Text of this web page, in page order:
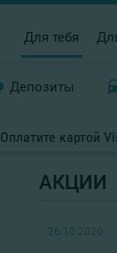
Для тебя
Депозиты
Оплатите картой
АКЦИИ
26.10.2020